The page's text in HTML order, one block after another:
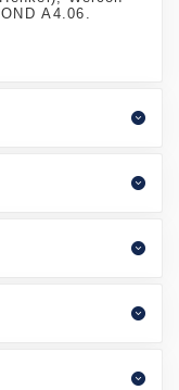
А4.06.